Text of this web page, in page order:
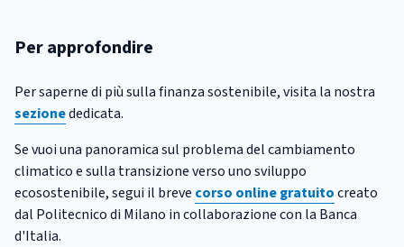
Per approfondire
Per saperne di più sulla finanza sostenibile, visita la nostra
sezionededicata.
Se vuoi una panoramica sul problema del cambiamento
climatico e sulla transizione verso uno sviluppo
ecosostenibile, segui il breve corso online gratuitocreato
dal Politecnico di Milano in collaborazione con la Banca
d'Italia.